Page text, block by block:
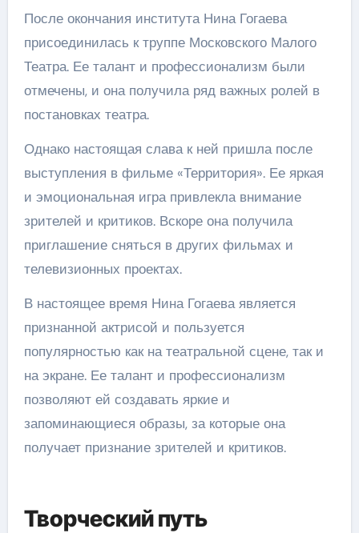
После окончания института Нина Гогаева
присоединилась к труппе Московского Малого
Театра. Ее талант и профессионализм были
отмечены, и она получила ряд важных ролей в
постановках театра.
Однако настоящая слава к ней пришла после
выступления в фильме «Территория». Ее яркая
и эмоциональная игра привлекла внимание
зрителей и критиков. Вскоре она получила
приглашение сняться в других фильмах и
телевизионных проектах.
В настоящее время Нина Гогаева является
признанной актрисой и пользуется
популярностью как на театральной сцене, так и
на экране. Ее талант и профессионализм
позволяют ей создавать яркие и
запоминающиеся образы, за которые она
получает признание зрителей и критиков.
Творческий путь